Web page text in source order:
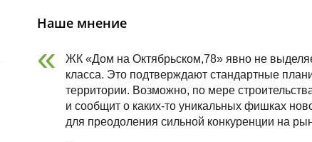
Наше мнение
ЖК «Дом на Октябрьском,78» явно не
класса. Это подтверждают стандартные
территории. Возможно, по мере
и сообщит о каких-то уникальных фишках
для преодоления сильной конкуренции на